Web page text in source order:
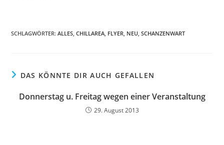
geglättet, Material für die
Schanze instand gesetzt,
SCHLAGWÖRTER:ALLES, CHILLAREA, FLYER, NEU, SCHANZENWART
DAS KÖNNTE DIR AUCH GEFALLEN
Donnerstag u. Freitag wegen einer Veranstaltung
29. August 2013